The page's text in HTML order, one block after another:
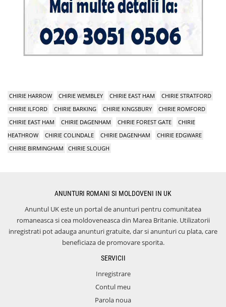
CHIRIE HARROW CHIRIE WEMBLEY CHIRIE EAST HAM
CHIRIE STRATFORD
CHIRIE ILFORD
CHIRIE BARKING CHIRIE KINGSBURY
CHIRIE ROMFORD
CHIRIE EAST HAM
CHIRIE DAGENHAM CHIRIE FOREST GATE
CHIRIE
HEATHROW
CHIRIE COLINDALE CHIRIE DAGENHAM
CHIRIE EDGWARE
CHIRIE BIRMINGHAM
CHIRIE SLOUGH
ANUNTURI ROMANI SI MOLDOVENI IN UK
Anuntul UK este un portal de anunturi pentru comunitatea
romaneasca si cea moldoveneasca din Marea Britanie. Utilizatorii
inregistrati pot adauga anunturi gratuite, dar si anunturi cu plata, care
beneficiaza de promovare sporita.
SERVICII
Inregistrare
Contul meu
Parola noua